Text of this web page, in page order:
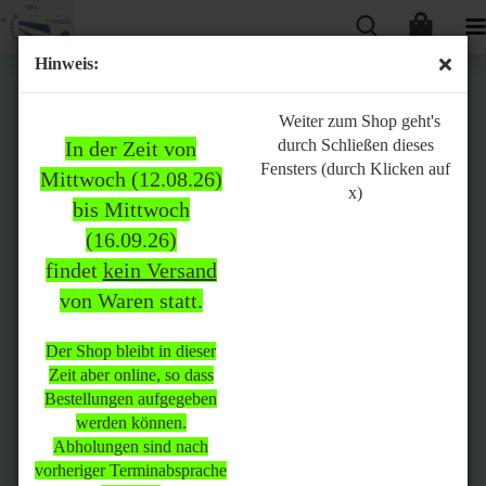
Hinweis:
In der Zeit von
Mittwoch (12.08.26)
bis Mittwoch
(16.09.26)
findet kein Versand
von Waren statt.
Der Shop bleibt in dieser
Zeit aber online, so dass
Bestellungen aufgegeben
werden können.
Abholungen sind nach
vorheriger Terminabsprache
Weiter zum Shop geht's
durch Schließen dieses
Fensters (durch Klicken auf
x)
Bitte
beachten:
In der Zeit von Mittwoch
(12.08.26) bis Mittwoch
(16.09.26)
statt.
Der Shop bleibt in dieser Zeit
aber online, so dass
Bestellungen aufgegeben
werden können.